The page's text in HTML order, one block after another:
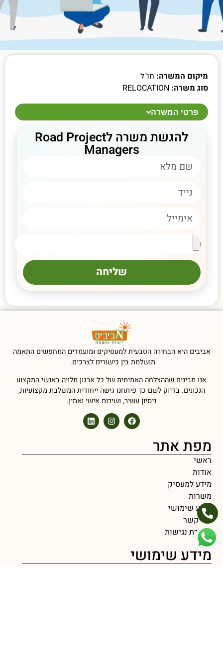
מיקום המשרה: חו"ל
סוג משרה: RELOCATION
פרטי המשרה
להגשת משרה לRoad Project
Managers
שליחה
מפת אתר
ראשי
אודות
מידע למעסיק
משרות
מידע שימושי
צור קשר
הצהרת נגישות
מידע שימושי
אביבים היא הבחירה הטבעית למעסיקים ומועמדים המחפשים התאמה
מושלמת בין כישורים לצרכים.
אנו מבינים שההצלחה האמיתית של כל ארגון תלויה באנשי המקצוע
הנכונים. בדיוק לשם כך פיתחנו גישה ייחודית המשלבת מקצועיות,
ניסיון עשיר, ושירות אישי ואמין.